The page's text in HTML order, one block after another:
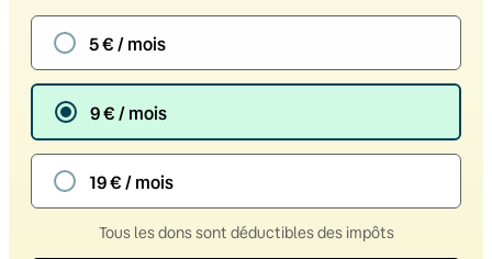
5 € / mois
9 € / mois
19 € / mois
Tous les dons sont déductibles des impôts